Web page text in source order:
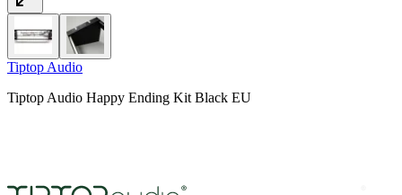
Tiptop Audio
Tiptop Audio Happy Ending Kit Black EU